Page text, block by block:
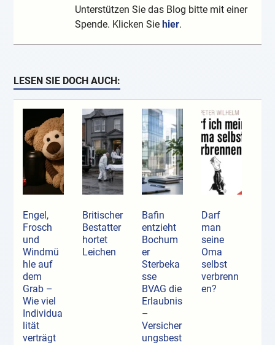
Unterstützen Sie das Blog bitte mit einer
Spende. Klicken Sie hier.
LESEN SIE DOCH AUCH:
Engel,
Frosch
und
Windmü
hle auf
dem
Grab –
Wie viel
Individua
lität
verträgt
Britischer
Bestatter
hortet
Leichen
Bafin
entzieht
Bochum
er
Sterbeka
sse
BVAG die
Erlaubnis
–
Versicher
ungsbest
Darf
man
seine
Oma
selbst
verbrenn
en?